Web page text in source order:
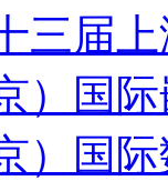
三届
）国
）国